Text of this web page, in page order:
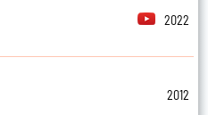
2022
2012